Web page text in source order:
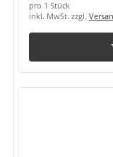
pro 1 Stück
inkl. MwSt. zzgl.